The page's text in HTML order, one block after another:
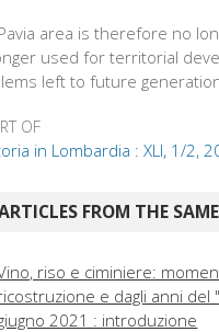
area is therefore no
used for territorial
left to future
OF
in Lombardia : XLI, 1/2,
FROM THE
riso e ciminiere:
e dagli anni del
2021 : introduzione